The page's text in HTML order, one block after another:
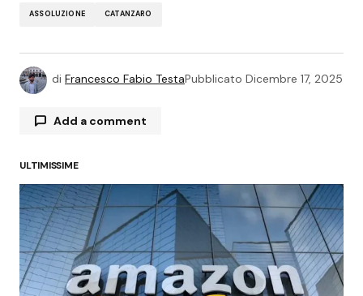
ASSOLUZIONE CATANZARO
di Francesco Fabio TestaPubblicato Dicembre 17, 2025
Add a comment
Il tuo indirizzo email non sarà pubblicato.I campi
obbligatori sono contrassegnati*
Commenta*
ULTIMISSIME